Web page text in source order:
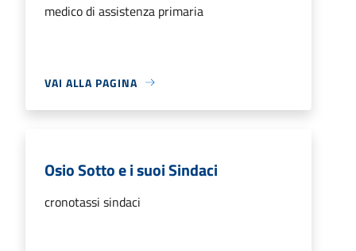
medico di assistenza primaria
VAI ALLA PAGINA
Osio Sotto e i suoi Sindaci
cronotassi sindaci